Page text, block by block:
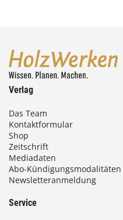
Verlag
Das Team
Kontaktformular
Shop
Zeitschrift
Mediadaten
Abo-Kündigungsmodalitäten
Newsletteranmeldung
Service